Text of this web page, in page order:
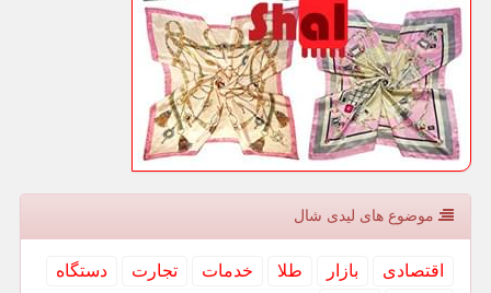
موضوع های لیدی شال
اقتصادی بازار طلا خدمات تجارت
دستگاه